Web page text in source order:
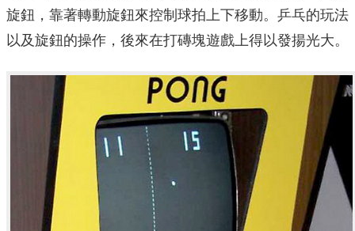
旋鈕，靠著轉動旋鈕來控制球拍上下移動。乒乓的玩法
以及旋鈕的操作，後來在打磚塊遊戲上得以發揚光大。